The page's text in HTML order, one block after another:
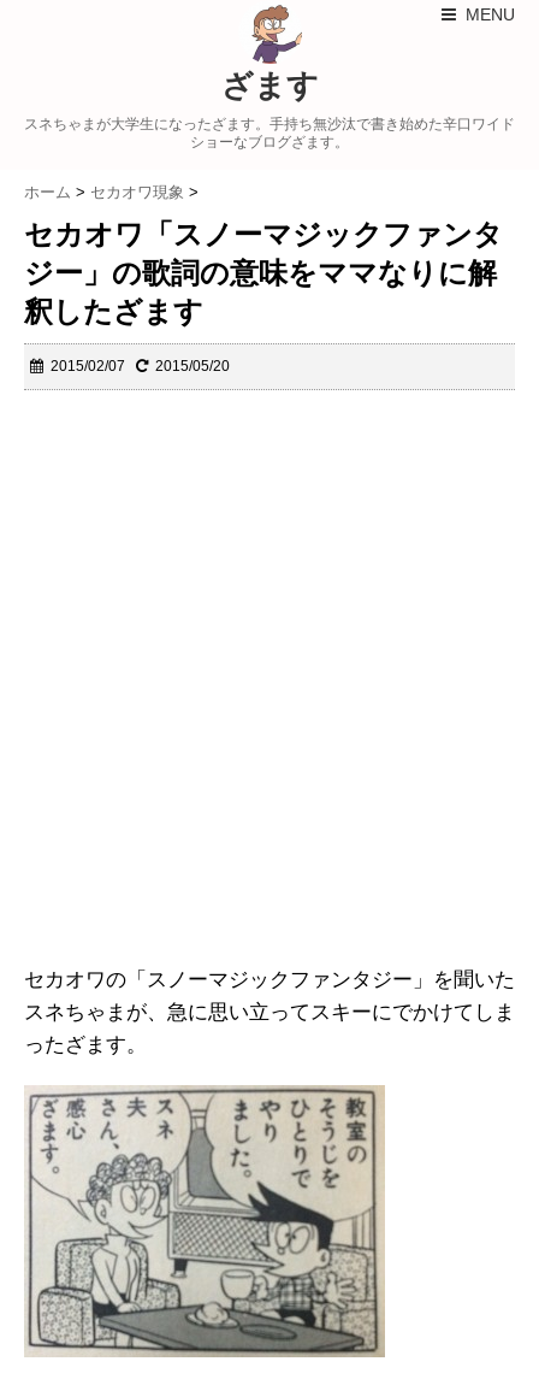
MENU
ざます
スネちゃまが大学生になったざます。手持ち無沙汰で書き始めた辛口ワイド
ショーなブログざます。
ホーム > セカオワ現象 >
セカオワ「スノーマジックファンタ
ジー」の歌詞の意味をママなりに解
釈したざます
2015/02/07 2015/05/20
セカオワの「スノーマジックファンタジー」を聞いた
スネちゃまが、急に思い立ってスキーにでかけてしま
ったざます。